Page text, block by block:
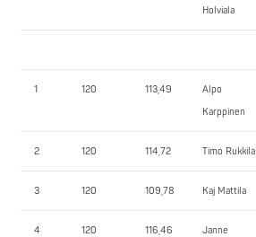
Holviala
1 120 113,49
Alpo
Karppinen
2 120 114,72 Timo Rukkila
3 120 109,78 Kaj Mattila
4 120 116,46
Janne